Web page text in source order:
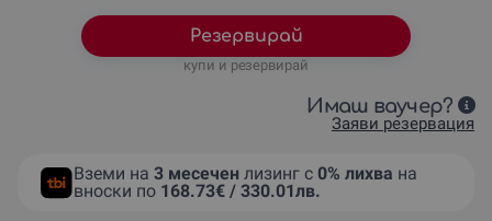
Резервирай
купи и резервирай
Имаш ваучер?
Заяви резервация
Вземи на 3 месечен лизинг с 0% лихва на
вноски по 168.73€ / 330.01лв.